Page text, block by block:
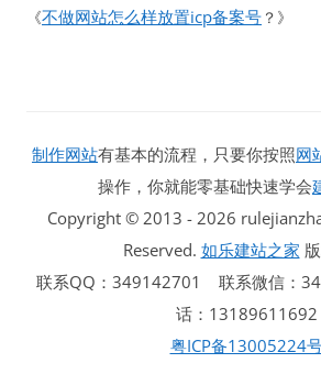
《不做网站怎么样放置icp备案号 ？》
制作网站有基本的流程，只要你按照网
操作，你就能零基础快速学会
Copyright © 2013 - 2026
Reserved. 如乐建站之家
联系QQ：349142701 联系微信：
话：13189611692
粤ICP备13005224